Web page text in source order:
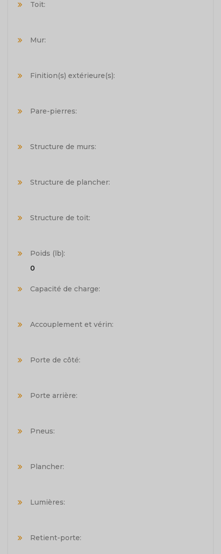
Toit:
Mur:
Finition(s) extérieure(s):
Pare-pierres:
Structure de murs:
Structure de plancher:
Structure de toit:
Poids (lb):
0
Capacité de charge:
Accouplement et vérin:
Porte de côté:
Porte arrière:
Pneus:
Plancher:
Lumières:
Retient-porte: